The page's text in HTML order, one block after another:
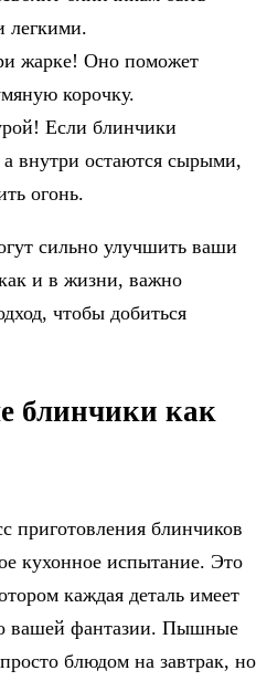
легкими.
жарке! Оно поможет
корочку.
Если блинчики
внутри остаются сырыми,
огонь.
сильно улучшить ваши
и в жизни, важно
чтобы добиться
как
приготовления блинчиков
кухонное испытание. Это
каждая деталь имеет
вашей фантазии. Пышные
блюдом на завтрак, но